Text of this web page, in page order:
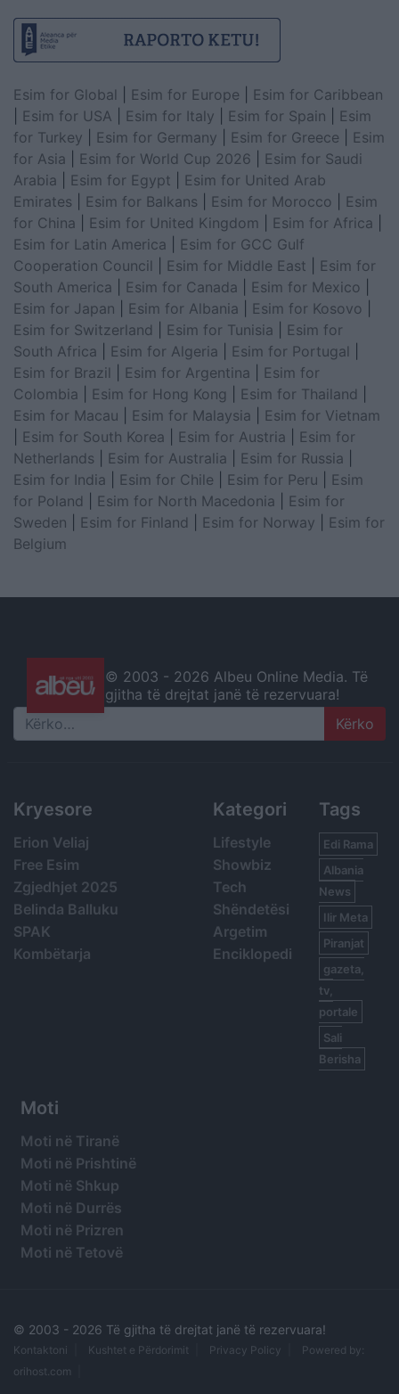
Esim for Global Esim for Europe
Esim for Caribbean
Esim for USA Esim for Italy Esim for Spain
Esim
for Turkey
Esim for Germany Esim for Greece
Esim
for Asia
Esim for World Cup 2026
Esim for Saudi
Arabia
Esim for Egypt
Esim for United Arab
Emirates
Esim for Balkans Esim for Morocco
Esim
for China
Esim for United Kingdom Esim for Africa
Esim for Latin America
Esim for GCC Gulf
Cooperation Council
Esim for Middle East
Esim for
South America
Esim for Canada Esim for Mexico
Esim for Japan
Esim for Albania Esim for Kosovo
Esim for Switzerland
Esim for Tunisia
Esim for
South Africa
Esim for Algeria Esim for Portugal
Esim for Brazil
Esim for Argentina
Esim for
Colombia
Esim for Hong Kong Esim for Thailand
Esim for Macau
Esim for Malaysia
Esim for Vietnam
Esim for South Korea Esim for Austria
Esim for
Netherlands
Esim for Australia Esim for Russia
Esim for India
Esim for Chile Esim for Peru
Esim
for Poland
Esim for North Macedonia
Esim for
Sweden
Esim for Finland Esim for Norway
Esim for
Belgium
© 2003 - 2026 Albeu Online Media. Të
gjitha të drejtat janë të rezervuara!
Search
Kryesore
Erion Veliaj
Free Esim
Zgjedhjet 2025
Belinda Balluku
SPAK
Kombëtarja
Kategori
Lifestyle
Showbiz
Tech
Shëndetësi
Argetim
Enciklopedi
Tags
Edi Rama
Albania
News
Ilir Meta
Piranjat
gazeta,
tv,
portale
Sali
Berisha
Moti
Moti në Tiranë
Moti në Prishtinë
Moti në Shkup
Moti në Durrës
Moti në Prizren
Moti në Tetovë
© 2003 - 2026 Të gjitha të drejtat janë të rezervuara!
Kontaktoni Kushtet e Përdorimit Privacy Policy
Powered by:
orihost.com